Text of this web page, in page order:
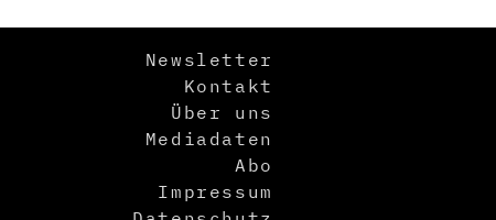
Newsletter
Kontakt
Über uns
Mediadaten
Abo
Impressum